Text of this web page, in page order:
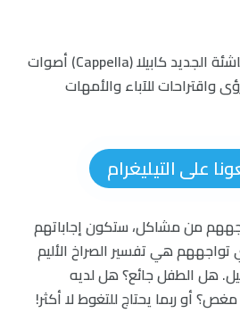
يرصد تطبيق الشركة الناشئة الجديد كابيلا (Cappella) أصوات
واقتراحات للآباء والأمهات
على التيليغرام
من مشاكل، ستكون إجاباتهم
تواجههم هي تفسير الصراخ الأليم
هل الطفل جائع؟ هل لديه
أو ربما يحتاج للتغوط لا أكثر!